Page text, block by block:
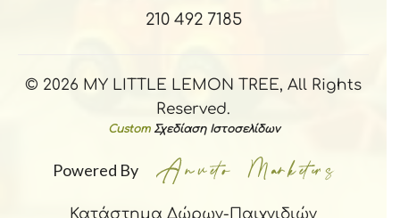
210 492 7185
© 2026 MY LITTLE LEMON TREE, All Rights
Reserved.
Custom Σχεδίαση Ιστοσελίδων
Powered By
Κατάστημα Δώρων-Παιχνιδιών